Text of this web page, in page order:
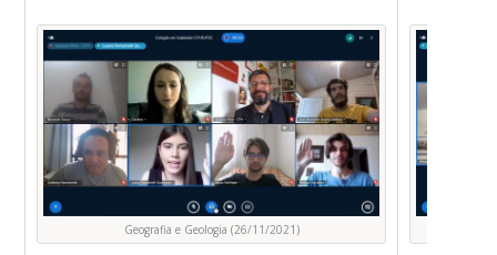
Geografia e Geologia (26/11/2021)